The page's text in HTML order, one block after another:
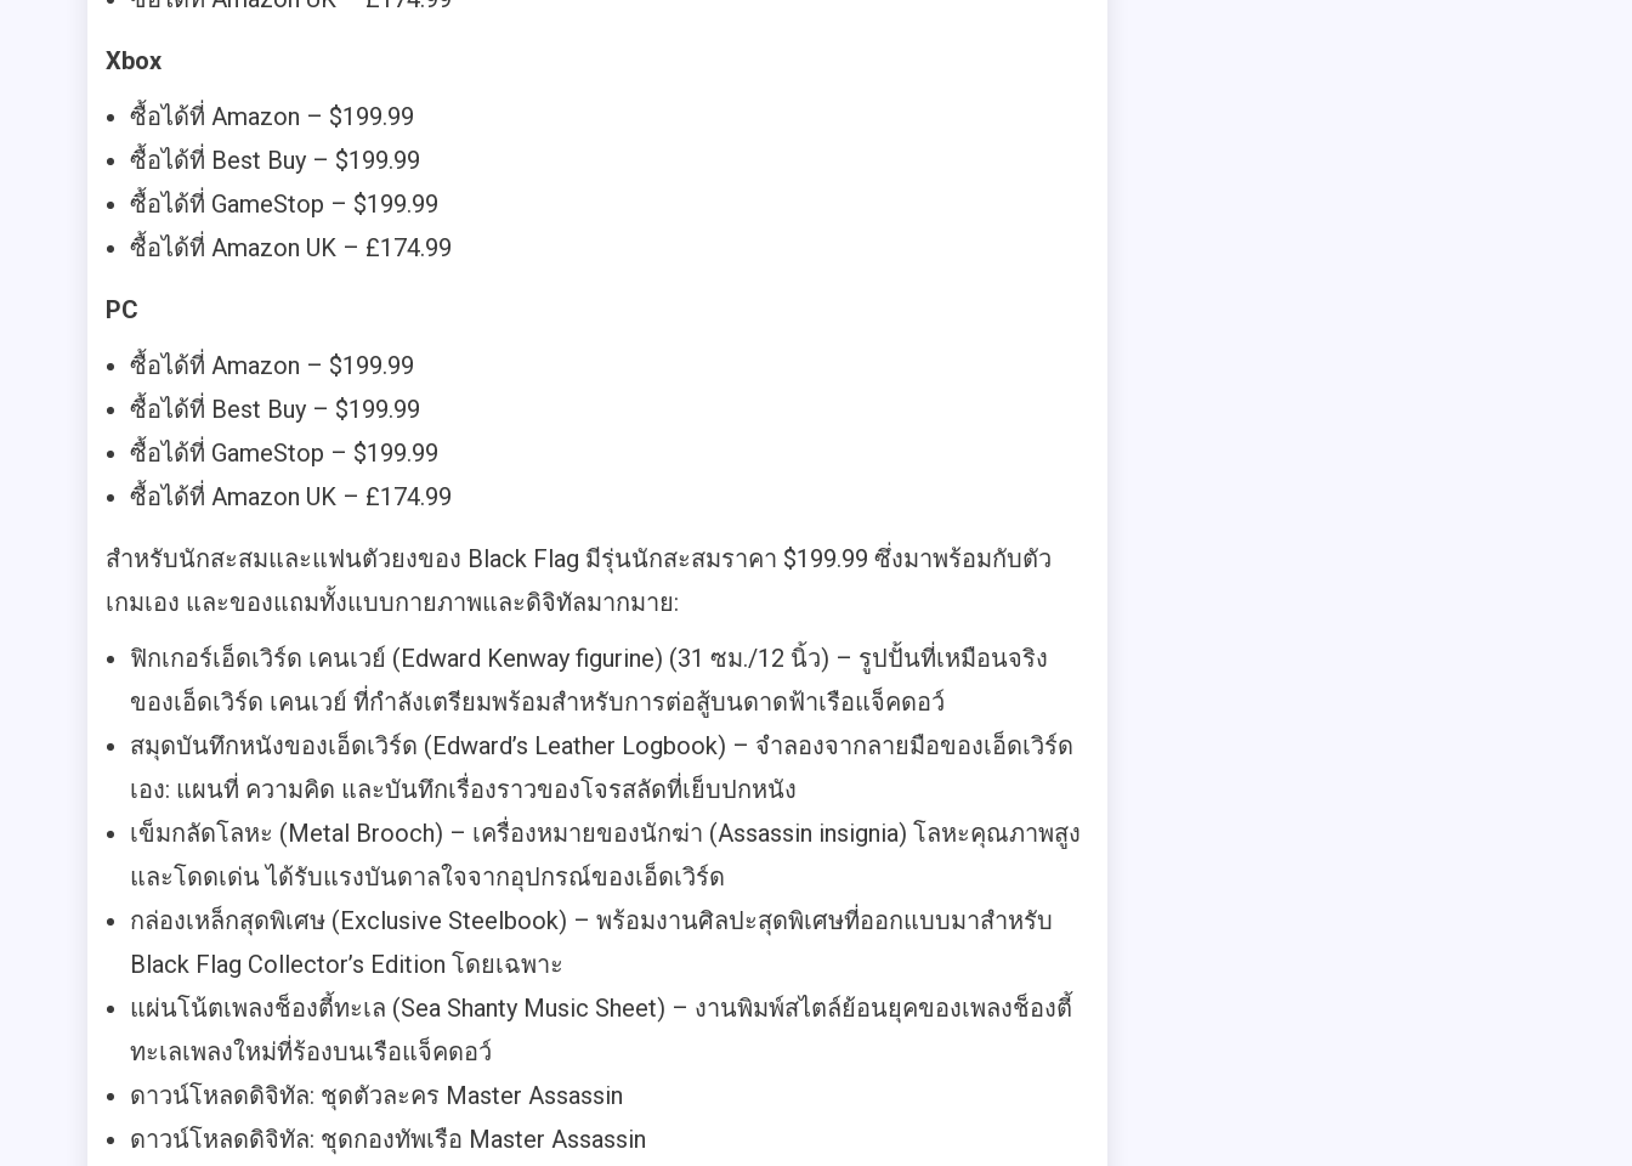
Xbox
ซื้อได้ที่ Amazon – $199.99
ซื้อได้ที่ Best Buy – $199.99
ซื้อได้ที่ GameStop – $199.99
ซื้อได้ที่ Amazon UK – £174.99
PC
ซื้อได้ที่ Amazon – $199.99
ซื้อได้ที่ Best Buy – $199.99
ซื้อได้ที่ GameStop – $199.99
ซื้อได้ที่ Amazon UK – £174.99
สำหรับนักสะสมและแฟนตัวยงของ Black Flag มีรุ่นนักสะสมราคา $199.99 ซึ่งมาพร้อมกับตัว
เกมเอง และของแถมทั้งแบบกายภาพและดิจิทัลมากมาย:
ฟิกเกอร์เอ็ดเวิร์ด เคนเวย์ (Edward Kenway figurine) (31 ซม./12 นิ้ว) – รูปปั้นที่เหมือนจริง
ของเอ็ดเวิร์ด เคนเวย์ ที่กำลังเตรียมพร้อมสำหรับการต่อสู้บนดาดฟ้าเรือแจ็คดอว์
สมุดบันทึกหนังของเอ็ดเวิร์ด (Edward’s Leather Logbook) – จำลองจากลายมือของเอ็ดเวิร์ด
เอง: แผนที่ ความคิด และบันทึกเรื่องราวของโจรสลัดที่เย็บปกหนัง
เข็มกลัดโลหะ (Metal Brooch) – เครื่องหมายของนักฆ่า (Assassin insignia) โลหะคุณภาพสูง
และโดดเด่น ได้รับแรงบันดาลใจจากอุปกรณ์ของเอ็ดเวิร์ด
กล่องเหล็กสุดพิเศษ (Exclusive Steelbook) – พร้อมงานศิลปะสุดพิเศษที่ออกแบบมาสำหรับ
Black Flag Collector’s Edition โดยเฉพาะ
แผ่นโน้ตเพลงช็องตี้ทะเล (Sea Shanty Music Sheet) – งานพิมพ์สไตล์ย้อนยุคของเพลงช็องตี้
ทะเลเพลงใหม่ที่ร้องบนเรือแจ็คดอว์
ดาวน์โหลดดิจิทัล: ชุดตัวละคร Master Assassin
ดาวน์โหลดดิจิทัล: ชุดกองทัพเรือ Master Assassin